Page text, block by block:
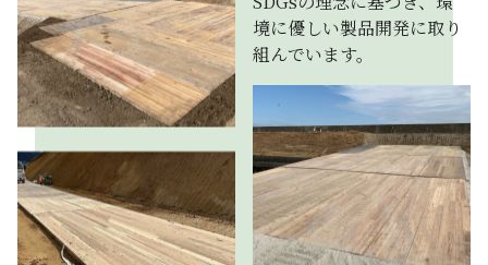
境に優しい製品開発に取り
組んでいます。